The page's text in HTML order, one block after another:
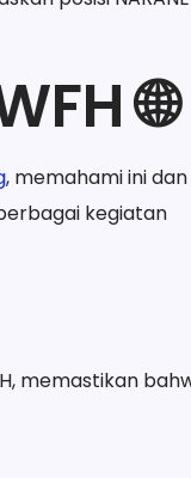
🌐
, memahami ini dan
kegiatan
memastikan